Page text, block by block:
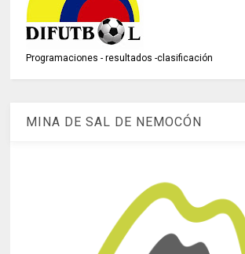
Programaciones - resultados -clasificación
MINA DE SAL DE NEMOCÓN